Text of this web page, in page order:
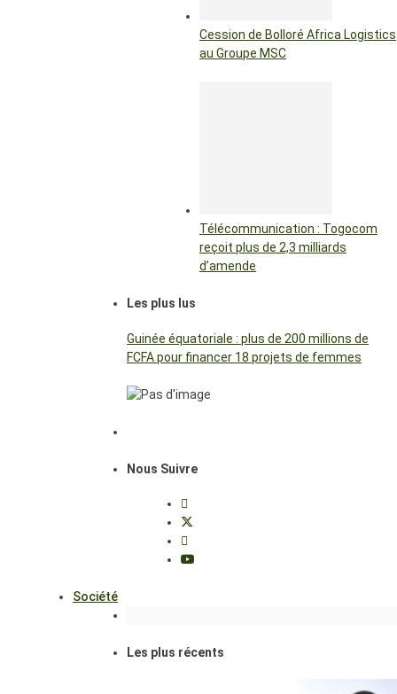
Cession de Bolloré Africa Logistics
au Groupe MSC
Télécommunication : Togocom
reçoit plus de 2,3 milliards
d’amende
Les plus lus
Guinée équatoriale : plus de 200 millions de
FCFA pour financer 18 projets de femmes
Nous Suivre
Société
Les plus récents